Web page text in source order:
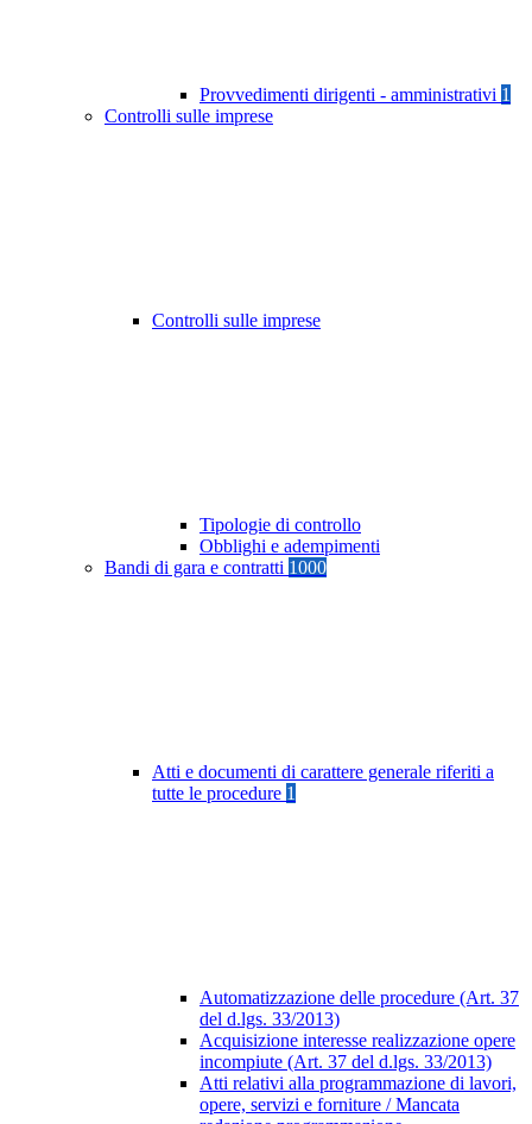
Provvedimenti dirigenti - amministrativi 1
Controlli sulle imprese
Controlli sulle imprese
Tipologie di controllo
Obblighi e adempimenti
Bandi di gara e contratti 1000
Atti e documenti di carattere generale riferiti a
tutte le procedure 1
Automatizzazione delle procedure (Art. 37
del d.lgs. 33/2013)
Acquisizione interesse realizzazione opere
incompiute (Art. 37 del d.lgs. 33/2013)
Atti relativi alla programmazione di lavori,
opere, servizi e forniture / Mancata